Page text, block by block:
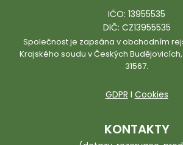
IČO: 13955535
DIČ: CZ13955535
Společnost je zapsána v obchodním
Krajského soudu v Českých
31567.
GDPR I Cookies
KONTAKTY